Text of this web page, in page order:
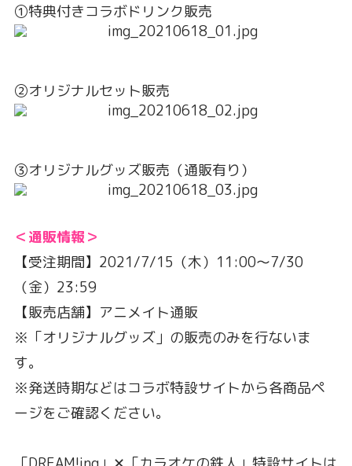
①特典付きコラボドリンク販売
②オリジナルセット販売
③オリジナルグッズ販売（通販有り）
＜通販情報＞
【受注期間】2021/7/15（木）11:00〜7/30
（金）23:59
【販売店舗】アニメイト通販
※「オリジナルグッズ」の販売のみを行ないま
す。
※発送時期などはコラボ特設サイトから各商品ペ
ージをご確認ください。